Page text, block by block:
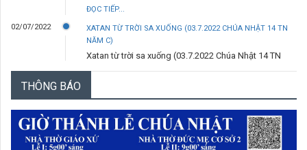
ĐỌC TIẾP...
02/07/2022
XATAN TỪ TRỜI SA XUỐNG (03.7.2022 CHÚA NHẬT 14 TN
NĂM C)
Xatan từ trời sa xuống (03.7.2022 Chúa Nhật 14 TN
29/06/2022
VÀ THÁNH PHAOLÔ TÔNG ĐỒ)
Anh là tảng đá (29.6.2022 – Thứ Tư- Lễ thánh Phêrô
và thánh Phaolô tông đồ)
THÔNG BÁO